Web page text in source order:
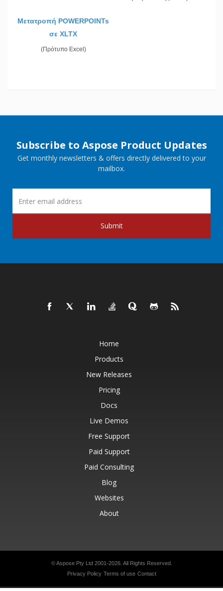
Μετατροπή POWERPOINTs
σε XLTX
(Πρότυπο Excel)
Subscribe to Aspose Product Updates
Get monthly newsletters & offers directly delivered to your
mailbox.
Submit
Home
Products
New Releases
Pricing
Docs
Live Demos
Free Support
Paid Support
Paid Consulting
Blog
Websites
About
© Aspose Pty Ltd 2001-2026. All Rights Reserved.
Privacy Policy Terms of use Contact